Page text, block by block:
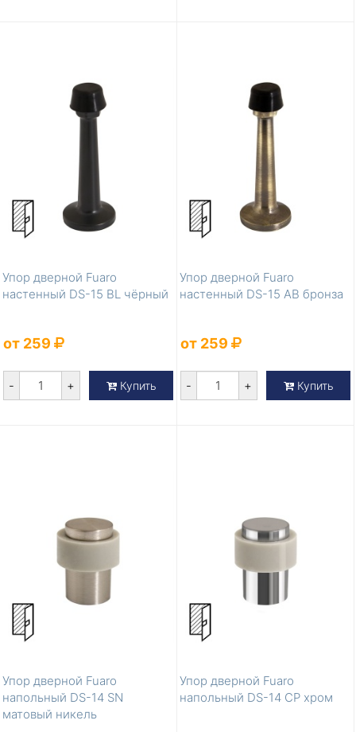
Упор дверной Fuaro
настенный DS-15 BL чёрный
от 259
- + Купить
Упор дверной Fuaro
настенный DS-15 AB бронза
от 259
- + Купить
Упор дверной Fuaro
напольный DS-14 SN
матовый никель
Упор дверной Fuaro
напольный DS-14 CP хром